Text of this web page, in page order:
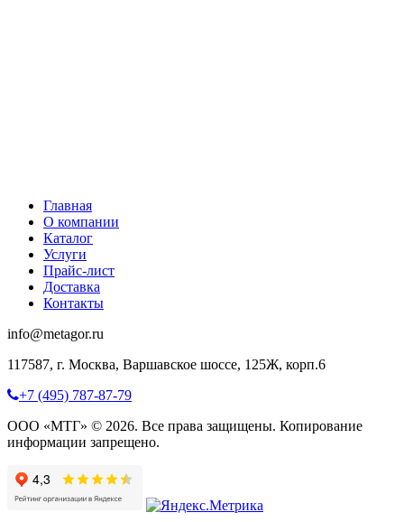
Главная
О компании
Каталог
Услуги
Прайс-лист
Доставка
Контакты
info@metagor.ru
117587, г. Москва, Варшавское шоссе, 125Ж, корп.6
+7 (495) 787-87-79
ООО «МТГ» © 2026. Все права защищены. Копирование
информации запрещено.